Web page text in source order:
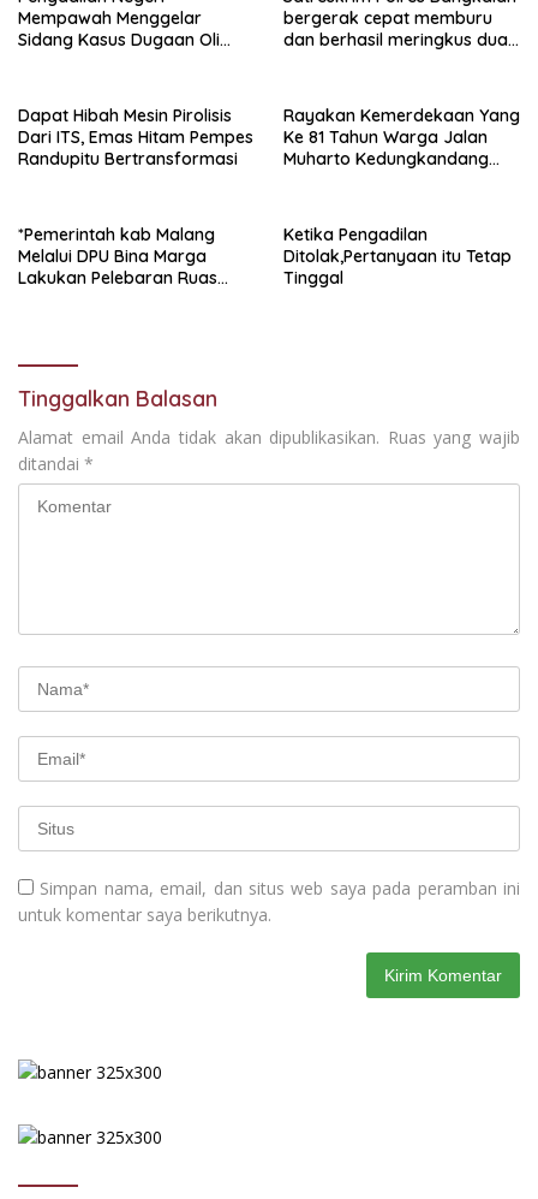
Mempawah Menggelar
Sidang Kasus Dugaan Oli
Penipuan Dari Jaringan
Pemasok PT. DAB
bergerak cepat memburu
dan berhasil meringkus dua
Sidoarjo dan HP (25) warga
Tulungagung.
Dapat Hibah Mesin Pirolisis
Dari ITS, Emas Hitam Pempes
Randupitu Bertransformasi
Rayakan Kemerdekaan Yang
Ke 81 Tahun Warga Jalan
Muharto Kedungkandang
*Pemerintah kab Malang
Melalui DPU Bina Marga
Lakukan Pelebaran Ruas
Ketika Pengadilan
Ditolak,Pertanyaan itu Tetap
Tinggal
Tinggalkan Balasan
Alamat email Anda tidak akan dipublikasikan. Ruas yang wajib
ditandai *
Simpan nama, email, dan situs web saya pada peramban ini
untuk komentar saya berikutnya.